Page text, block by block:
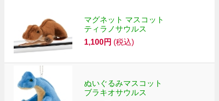
マグネット マスコット
ティラノサウルス
1,100円 (税込)
ぬいぐるみマスコット
ブラキオサウルス